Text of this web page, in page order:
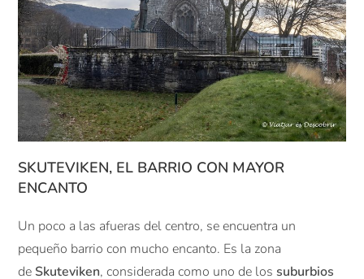
SKUTEVIKEN, EL BARRIO CON MAYOR
ENCANTO
Un poco a las afueras del centro, se encuentra un
pequeño barrio con mucho encanto. Es la zona
de Skuteviken, considerada como uno de lossuburbios